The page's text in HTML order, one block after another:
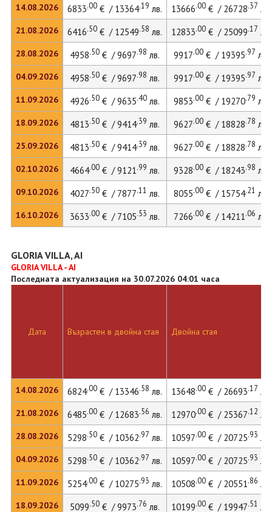
14.08.2026
21.08.2026
28.08.2026
04.09.2026
11.09.2026
18.09.2026
25.09.2026
02.10.2026
09.10.2026
16.10.2026
6833.00€ / 13364.19 лв. 13666.00€ / 26728.37 лв.
6416.50€ / 12549.58 лв. 12833.00€ / 25099.17 лв.
4958.50€ / 9697.98 лв. 9917.00€ / 19395.97 лв.
4958.50€ / 9697.98 лв. 9917.00€ / 19395.97 лв.
4926.50€ / 9635.40лв. 9853.00€ / 19270.79 лв.
4813.50€ / 9414.39 лв. 9627.00€ / 18828.78 лв.
4813.50€ / 9414.39 лв. 9627.00€ / 18828.78 лв.
4664.00€ / 9121.99 лв. 9328.00€ / 18243.98 лв.
4027.50€ / 7877.11 лв. 8055.00€ / 15754.21 лв.
3633.00€ / 7105.53 лв. 7266.00€ / 14211.06 лв.
GLORIA VILLA, AI
GLORIA VILLA - AI
Последната актуализация на 30.07.2026 04:01 часа
Дата
14.08.2026
21.08.2026
28.08.2026
04.09.2026
11.09.2026
18.09.2026
Възрастен в двойна стая Двойна стая
6824.00€ / 13346.58 лв. 13648.00€ / 26693.17 лв.
6485.00€ / 12683.56 лв. 12970.00€ / 25367.12 лв.
5298.50€ / 10362.97 лв. 10597.00€ / 20725.93 лв.
5298.50€ / 10362.97 лв. 10597.00€ / 20725.93 лв.
5254.00€ / 10275.93 лв. 10508.00€ / 20551.86 лв.
5099.50€ / 9973.76 лв. 10199.00€ / 19947.51 лв.